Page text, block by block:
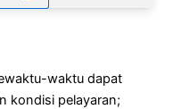
waktu dapat
kondisi pelayaran;